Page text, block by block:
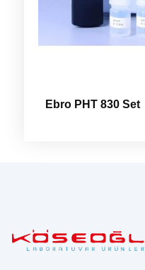
Ebro PHT 830 Set